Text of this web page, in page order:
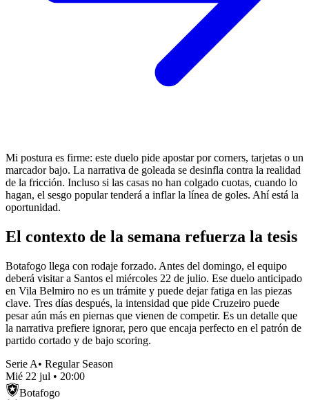
Mi postura es firme: este duelo pide apostar por corners, tarjetas o un
marcador bajo. La narrativa de goleada se desinfla contra la realidad
de la fricción. Incluso si las casas no han colgado cuotas, cuando lo
hagan, el sesgo popular tenderá a inflar la línea de goles. Ahí está la
oportunidad.
El contexto de la semana refuerza la tesis
Botafogo llega con rodaje forzado. Antes del domingo, el equipo
deberá visitar a Santos el miércoles 22 de julio. Ese duelo anticipado
en Vila Belmiro no es un trámite y puede dejar fatiga en las piezas
clave. Tres días después, la intensidad que pide Cruzeiro puede
pesar aún más en piernas que vienen de competir. Es un detalle que
la narrativa prefiere ignorar, pero que encaja perfecto en el patrón de
partido cortado y de bajo scoring.
Serie A• Regular Season
Mié 22 jul • 20:00
Botafogo